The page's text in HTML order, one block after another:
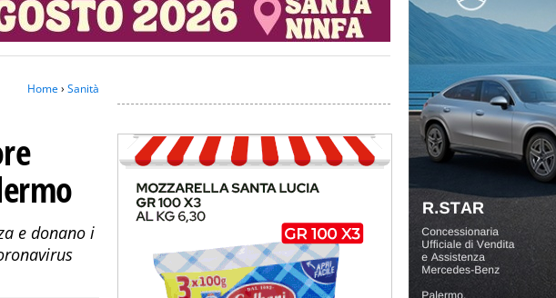
Home› Sanità
e donano i